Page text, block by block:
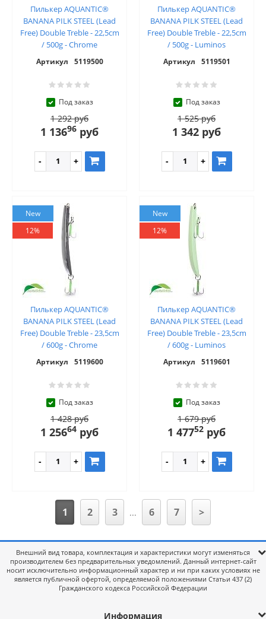
Пилькер AQUANTIC®
BANANA PILK STEEL (Lead
Free) Double Treble - 22,5cm
/ 500g - Chrome
Артикул 5119500
Под заказ
1 292 руб
1 13696 руб
Пилькер AQUANTIC®
BANANA PILK STEEL (Lead
Free) Double Treble - 22,5cm
/ 500g - Luminos
Артикул 5119501
Под заказ
1 525 руб
1 342 руб
New
12%
Пилькер AQUANTIC®
BANANA PILK STEEL (Lead
Free) Double Treble - 23,5cm
/ 600g - Chrome
Артикул 5119600
Под заказ
1 428 руб
1 25664 руб
New
12%
Пилькер AQUANTIC®
BANANA PILK STEEL (Lead
Free) Double Treble - 23,5cm
/ 600g - Luminos
Артикул 5119601
Под заказ
1 679 руб
1 47752 руб
1 2 3 ... 6 7 >
Внешний вид товара, комплектация и характеристики могут изменяться
производителем без предварительных уведомлений. Данный интернет-сайт
носит исключительно информационный характер и ни при каких условиях не
является публичной офертой, определяемой положениями Статьи 437 (2)
Гражданского кодекса Российской Федерации
Информация